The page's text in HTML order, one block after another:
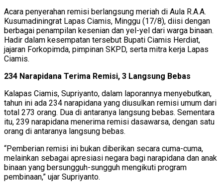
Acara penyerahan remisi berlangsung meriah di Aula R.A.A.
Kusumadiningrat Lapas Ciamis, Minggu (17/8), diisi dengan
berbagai penampilan kesenian dan yel-yel dari warga binaan.
Hadir dalam kesempatan tersebut Bupati Ciamis Herdiat,
jajaran Forkopimda, pimpinan SKPD, serta mitra kerja Lapas
Ciamis.
234 Narapidana Terima Remisi, 3 Langsung Bebas
Kalapas Ciamis, Supriyanto, dalam laporannya menyebutkan,
tahun ini ada 234 narapidana yang diusulkan remisi umum dari
total 273 orang. Dua di antaranya langsung bebas. Sementara
itu, 239 narapidana menerima remisi dasawarsa, dengan satu
orang di antaranya langsung bebas.
“Pemberian remisi ini bukan diberikan secara cuma-cuma,
melainkan sebagai apresiasi negara bagi narapidana dan anak
binaan yang bersungguh-sungguh mengikuti program
pembinaan,” ujar Supriyanto.